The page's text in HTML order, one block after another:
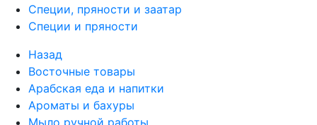
Специи, пряности и заатар
Специи и пряности
Назад
Восточные товары
Арабская еда и напитки
Ароматы и бахуры
Мыло ручной работы